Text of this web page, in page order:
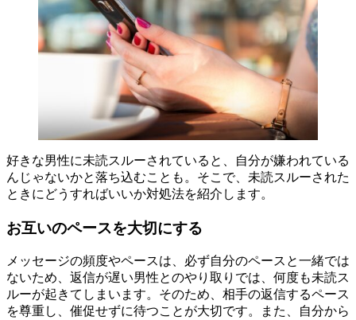
好きな男性に未読スルーされていると、自分が嫌われている
んじゃないかと落ち込むことも。そこで、未読スルーされた
ときにどうすればいいか対処法を紹介します。
お互いのペースを大切にする
メッセージの頻度やペースは、必ず自分のペースと一緒では
ないため、返信が遅い男性とのやり取りでは、何度も未読ス
ルーが起きてしまいます。そのため、相手の返信するペース
を尊重し、催促せずに待つことが大切です。また、自分から